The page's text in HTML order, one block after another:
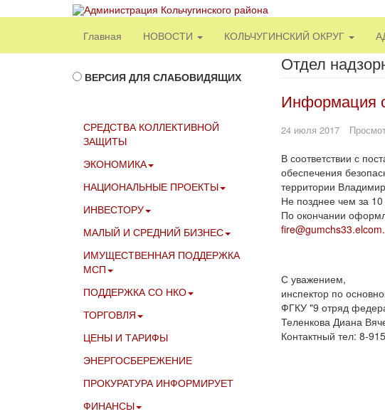
Главная НОВОСТИ КОЛЬЧУГИНСКИЙ ОКРУГ
Отдел
Информация о
24 июля 2017
В соответствии с
обеспечения
территории
Не позднее чем за
По окончании
С уважением,
инспектор по
ФГКУ "9 отряд
Теленкова Диана
Контактный тел: 8-
ВЕРСИЯ ДЛЯ СЛАБОВИДЯЩИХ
СРЕДСТВА КОЛЛЕКТИВНОЙ
ЗАЩИТЫ
ЭКОНОМИКА
НАЦИОНАЛЬНЫЕ ПРОЕКТЫ
ИНВЕСТОРУ
МАЛЫЙ И СРЕДНИЙ БИЗНЕС
ИМУЩЕСТВЕННАЯ ПОДДЕРЖКА
МСП
ПОДДЕРЖКА СО НКО
ТОРГОВЛЯ
ЦЕНЫ И ТАРИФЫ
ЭНЕРГОСБЕРЕЖЕНИЕ
ПРОКУРАТУРА ИНФОРМИРУЕТ
ФИНАНСЫ